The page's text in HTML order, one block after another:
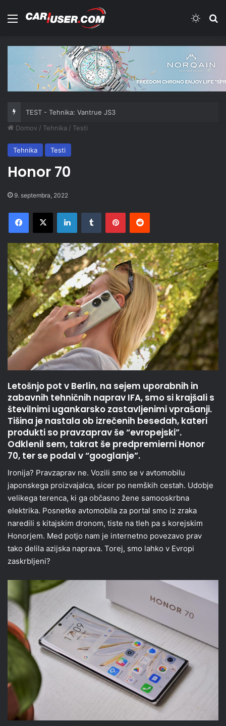
Meni
TEST - Tehnika: Vantrue JS3
Domov / Tehnika / Testi
Tehnika Testi
Honor 70
9. septembra, 2022
Facebook
X LinkedInTumblr PinterestReddit
Letošnjo pot v Berlin, na sejem uporabnih in
zabavnih tehničnih naprav IFA, smo si krajšali s
številnimi ugankarsko zastavljenimi vprašanji.
Tišina je nastala ob izrečenih besedah, kateri
produkti so pravzaprav še “evropejski”.
Odklenil sem, takrat še predpremierni Honor
70, ter se podal v “googlanje”.
Ironija? Pravzaprav ne. Vozili smo se v avtomobilu
japonskega proizvajalca, sicer po nemških cestah. Udobje
velikega terenca, ki ga občasno žene samooskrbna
elektrika. Posnetke avtomobila za portal smo iz zraka
naredili s kitajskim dronom, tiste na tleh pa s korejskim
Honorjem. Med potjo nam je internetno povezavo prav
tako delila azijska naprava. Torej, smo lahko v Evropi
zaskrbljeni?